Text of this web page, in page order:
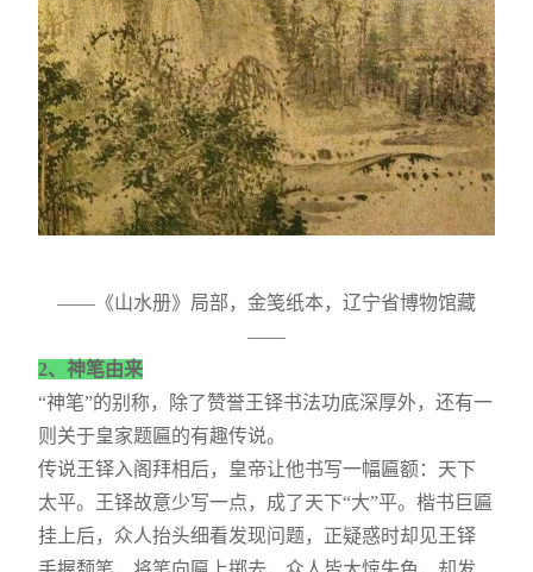
——《山水册》局部，金笺纸本，辽宁省博物馆藏
——
2、神笔由来
“神笔”的别称，除了赞誉王铎书法功底深厚外，还有一
则关于皇家题匾的有趣传说。
传说王铎入阁拜相后，皇帝让他书写一幅匾额：天下
太平。王铎故意少写一点，成了天下“大”平。楷书巨匾
挂上后，众人抬头细看发现问题，正疑惑时却见王铎